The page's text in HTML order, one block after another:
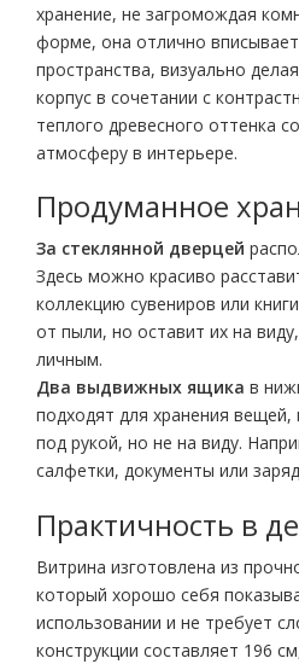
хранение, не загромождая
форме, она отлично
пространства, визуально
корпус в сочетании с
теплого древесного оттенка
атмосферу в интерьере.
Продуманное
За стеклянной дверцей
Здесь можно красиво
коллекцию сувениров или
от пыли, но оставит их на
личным.
Два выдвижных ящика в
подходят для хранения
под рукой, но не на виду.
салфетки, документы или
Практичность в
Витрина изготовлена из
который хорошо себя
использовании и не требует
конструкции составляет 196